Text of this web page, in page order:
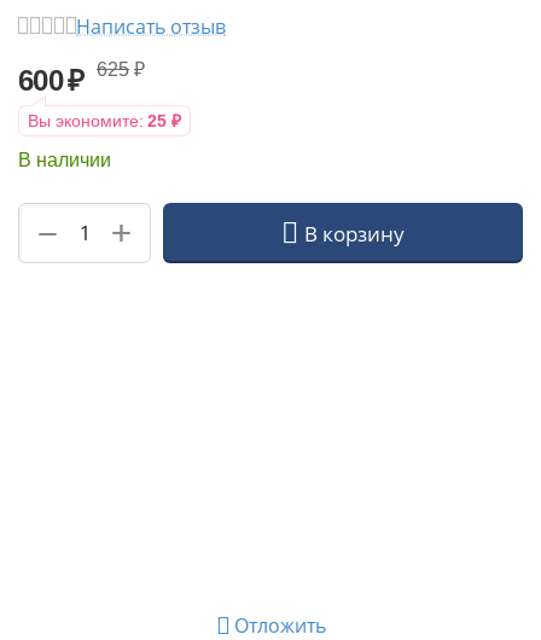
Написать отзыв
600₽ 625 ₽
Вы экономите: 25 ₽
В наличии
+
− В корзину
Отложить